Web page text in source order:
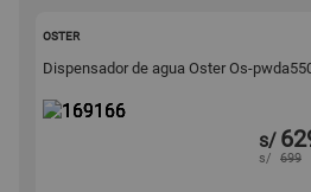
OSTER
Dispensador de agua Oster Os-
s/
s/ 699